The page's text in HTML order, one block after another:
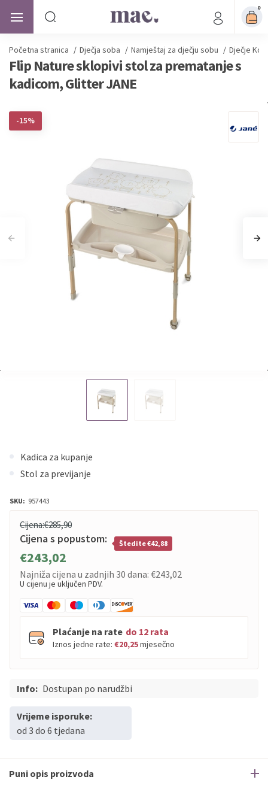
0
Početna stranica / Dječja soba / Namještaj za dječju sobu / Dječje
Flip Nature sklopivi stol za prematanje s
kadicom, Glitter JANE
-15%
Kadica za kupanje
Stol za previjanje
SKU: 957443
Cijena:€285,90
Cijena s popustom:
€243,02
Štedite €42,88
Najniža cijena u zadnjih 30 dana: €243,02
U cijenu je uključen PDV.
Plaćanje na rate do 12 rata
Iznos jedne rate: €20,25mjesečno
PBZ Visa
Erste
Erste
Info: Dostupan po narudžbi
Vrijeme isporuke:
od 3 do 6 tjedana
Puni opis proizvoda